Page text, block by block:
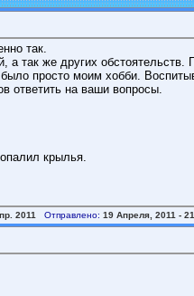
так.
а так же других обстоятельств.
просто моим хобби.
ответить на ваши вопросы.
крылья.
2011 Отправлено: 19 Апреля, 2011 -